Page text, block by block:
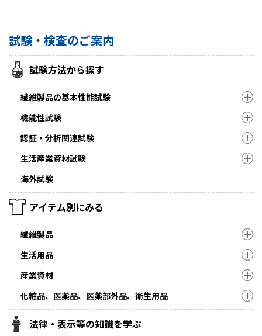
試験・検査のご案内
試験方法から探す
繊維製品の基本性能試験
機能性試験
認証・分析関連試験
生活産業資材試験
海外試験
アイテム別にみる
繊維製品
生活用品
産業資材
化粧品、医薬品、医薬部外品、衛生用品
法律・表示等の知識を学ぶ